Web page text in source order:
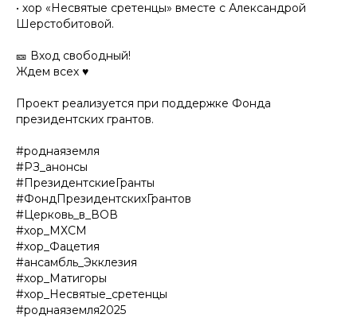
• хор «Несвятые сретенцы» вместе с Александрой
Шерстобитовой.
🎫 Вход свободный!
Ждем всех ♥️
Проект реализуется при поддержке Фонда
президентских грантов.
#роднаяземля
#РЗ_анонсы
#ПрезидентскиеГранты
#ФондПрезидентскихГрантов
#Церковь_в_ВОВ
#хор_МХСМ
#хор_Фацетия
#ансамбль_Экклезия
#хор_Матигоры
#хор_Несвятые_сретенцы
#роднаяземля2025